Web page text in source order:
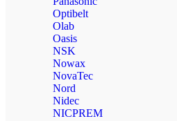
Optibelt
Olab
Oasis
NSK
Nowax
NovaTec
Nord
Nidec
NICPREM